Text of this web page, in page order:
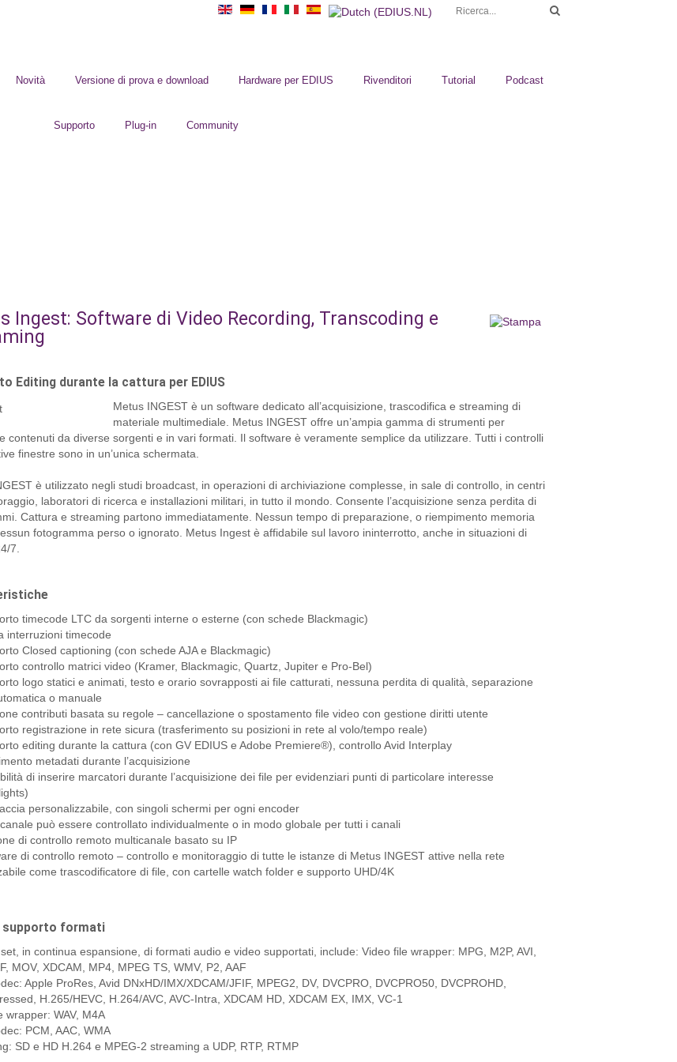
Novità Versione di prova e download Hardware per EDIUS Rivenditori Tutorial Podcast
Supporto Plug-in Community
Ingest: Software di Video Recording, Transcoding e
Editing durante la cattura per EDIUS
Metus INGEST è un software dedicato all’acquisizione, trascodifica e streaming di
materiale multimediale. Metus INGEST offre un’ampia gamma di strumenti per
contenuti da diverse sorgenti e in vari formati. Il software è veramente semplice da utilizzare. Tutti i controlli
finestre sono in un’unica schermata.
è utilizzato negli studi broadcast, in operazioni di archiviazione complesse, in sale di controllo, in centri
laboratori di ricerca e installazioni militari, in tutto il mondo. Consente l’acquisizione senza perdita di
Cattura e streaming partono immediatamente. Nessun tempo di preparazione, o riempimento memoria
fotogramma perso o ignorato. Metus Ingest è affidabile sul lavoro ininterrotto, anche in situazioni di
7.
timecode LTC da sorgenti interne o esterne (con schede Blackmagic)
interruzioni timecode
Closed captioning (con schede AJA e Blackmagic)
controllo matrici video (Kramer, Blackmagic, Quartz, Jupiter e Pro-Bel)
logo statici e animati, testo e orario sovrapposti ai file catturati, nessuna perdita di qualità, separazione
o manuale
contributi basata su regole – cancellazione o spostamento file video con gestione diritti utente
registrazione in rete sicura (trasferimento su posizioni in rete al volo/tempo reale)
editing durante la cattura (con GV EDIUS e Adobe Premiere®), controllo Avid Interplay
metadati durante l’acquisizione
di inserire marcatori durante l’acquisizione dei file per evidenziari punti di particolare interesse
personalizzabile, con singoli schermi per ogni encoder
può essere controllato individualmente o in modo globale per tutti i canali
di controllo remoto multicanale basato su IP
di controllo remoto – controllo e monitoraggio di tutte le istanze di Metus INGEST attive nella rete
come trascodificatore di file, con cartelle watch folder e supporto UHD/4K
supporto formati
set, in continua espansione, di formati audio e video supportati, include: Video file wrapper: MPG, M2P, AVI,
MOV, XDCAM, MP4, MPEG TS, WMV, P2, AAF
Apple ProRes, Avid DNxHD/IMX/XDCAM/JFIF, MPEG2, DV, DVCPRO, DVCPRO50, DVCPROHD,
H.265/HEVC, H.264/AVC, AVC-Intra, XDCAM HD, XDCAM EX, IMX, VC-1
wrapper: WAV, M4A
PCM, AAC, WMA
SD e HD H.264 e MPEG-2 streaming a UDP, RTP, RTMP